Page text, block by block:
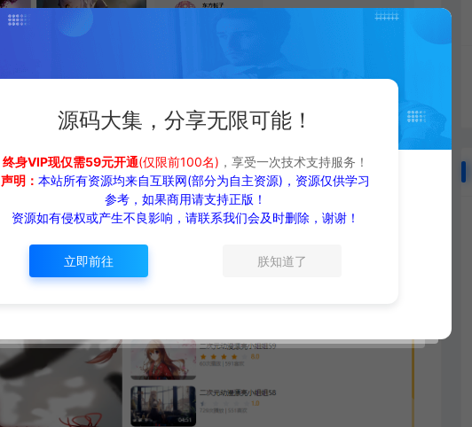
源码大集，分享无限可能！
终身VIP现仅需59元开通(仅限前100名) ，享受一次技术支持服务！
声明： 本站所有资源均来自互联网(部分为自主资源)，资源仅供学习
参考，如果商用请支持正版！
资源如有侵权或产生不良影响，请联系我们会及时删除，谢谢！
立即前往 朕知道了